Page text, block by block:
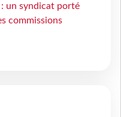
: un syndicat porté
commissions